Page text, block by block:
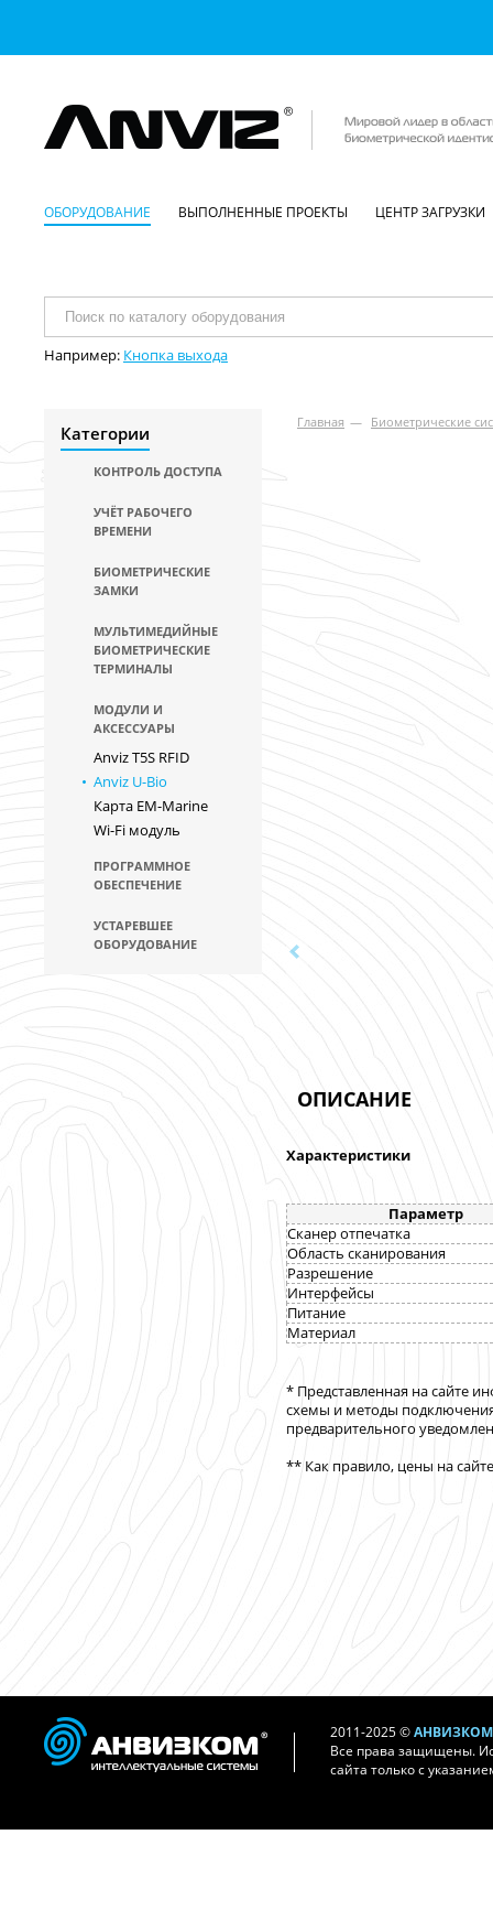
ОБОРУДОВАНИЕ ВЫПОЛНЕННЫЕ ПРОЕКТЫ ЦЕНТР ЗАГРУЗКИ
Например: Кнопка выхода
Категории
КОНТРОЛЬ ДОСТУПА
УЧЁТ РАБОЧЕГО
ВРЕМЕНИ
БИОМЕТРИЧЕСКИЕ
ЗАМКИ
МУЛЬТИМЕДИЙНЫЕ
БИОМЕТРИЧЕСКИЕ
ТЕРМИНАЛЫ
МОДУЛИ И
АКСЕССУАРЫ
Anviz T5S RFID
Anviz U-Bio
Карта EM-Marine
Wi-Fi модуль
ПРОГРАММНОЕ
ОБЕСПЕЧЕНИЕ
УСТАРЕВШЕЕ
ОБОРУДОВАНИЕ
Главная — Биометрические
ОПИСАНИЕ
Характеристики
Параметр
Сканер отпечатка
Область сканирования
Разрешение
Интерфейсы
Питание
Материал
* Представленная на сайте
схемы и методы
предварительного
** Как правило, цены на
2011-2025 ©
Все права защищены.
сайта только с